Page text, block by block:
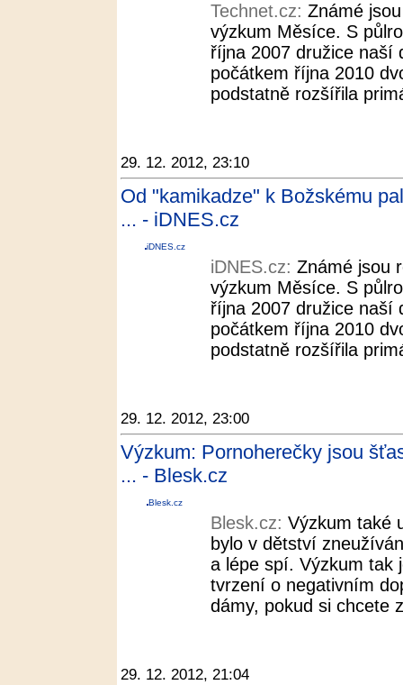
Technet.cz: Známé
výzkum Měsíce. S
října 2007 družice naší
počátkem října 2010
podstatně rozšířila
29. 12. 2012, 23:10
Od "kamikadze" k Božskému
... - iDNES.cz
iDNES.cz
iDNES.cz: Známé jsou
výzkum Měsíce. S
října 2007 družice naší
počátkem října 2010
podstatně rozšířila
29. 12. 2012, 23:00
Výzkum: Pornoherečky jsou
... - Blesk.cz
Blesk.cz
Blesk.cz: Výzkum také
bylo v dětství
a lépe spí. Výzkum tak
tvrzení o negativním
dámy, pokud si chcete
29. 12. 2012, 21:04